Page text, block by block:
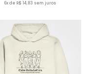
6x de R$ 14,83 sem juros